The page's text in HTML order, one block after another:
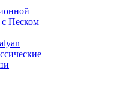
Песком